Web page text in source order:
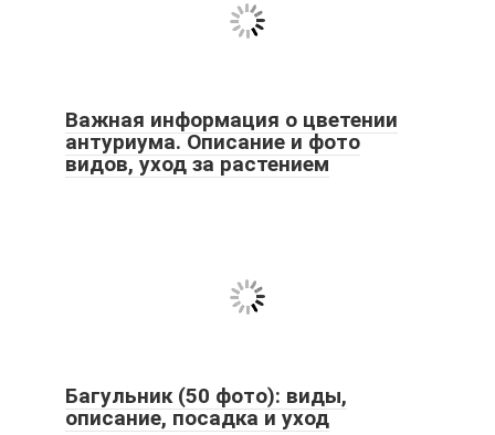
Важная информация о цветении
антуриума. Описание и фото
видов, уход за растением
Багульник (50 фото): виды,
описание, посадка и уход